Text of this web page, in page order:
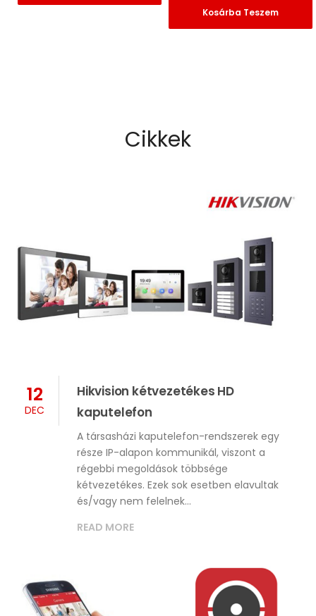
Kosárba Teszem
Cikkek
12
DEC
Hikvision kétvezetékes HD
kaputelefon
A társasházi kaputelefon-rendszerek egy
része IP-alapon kommunikál, viszont a
régebbi megoldások többsége
kétvezetékes. Ezek sok esetben elavultak
és/vagy nem felelnek…
READ MORE